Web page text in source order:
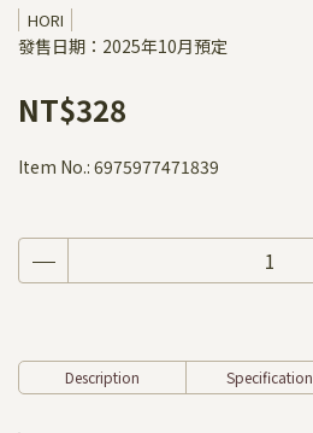
HORI
發售日期：2025年10月預定
NT$328
Item No.: 6975977471839
Description Specification